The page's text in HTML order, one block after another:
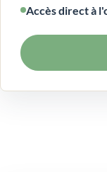
Accès direct à